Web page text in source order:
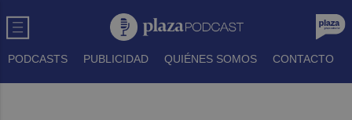
PODCASTS PUBLICIDAD QUIÉNES SOMOS CONTACTO